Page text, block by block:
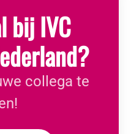
bij IVC
collega te